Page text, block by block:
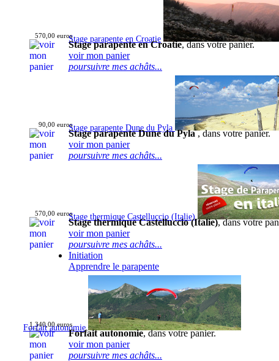
Stage parapente en Croatie
570,00 euros
Stage parapente en Croatie, dans votre panier.
voir mon panier
poursuivre mes achâts...
Stage parapente Dune du Pyla
90,00 euros
Stage parapente Dune du Pyla, dans votre panier.
voir mon panier
poursuivre mes achâts...
Stage thermique Castelluccio (Italie)
570,00 euros
Stage thermique Castelluccio (Italie), dans votre
voir mon panier
poursuivre mes achâts...
Initiation
Apprendre le parapente
Forfait autonomie
1 340,00 euros
Forfait autonomie, dans votre panier.
voir mon panier
poursuivre mes achâts...